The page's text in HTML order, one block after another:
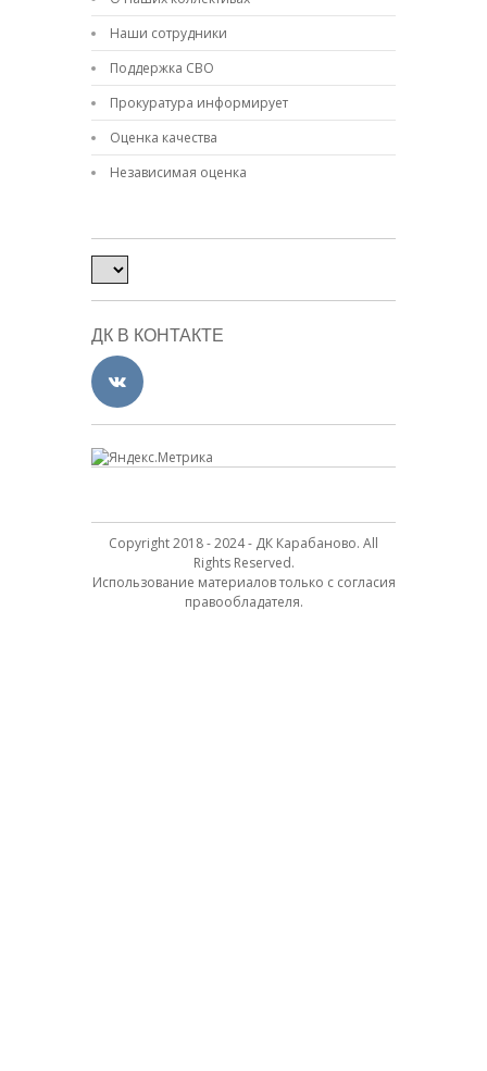
Наши сотрудники
Поддержка СВО
Прокуратура информирует
Оценка качества
Независимая оценка
ДК В КОНТАКТЕ
Copyright 2018 - 2024 - ДК Карабаново. All
Rights Reserved.
Использование материалов только с согласия
правообладателя.